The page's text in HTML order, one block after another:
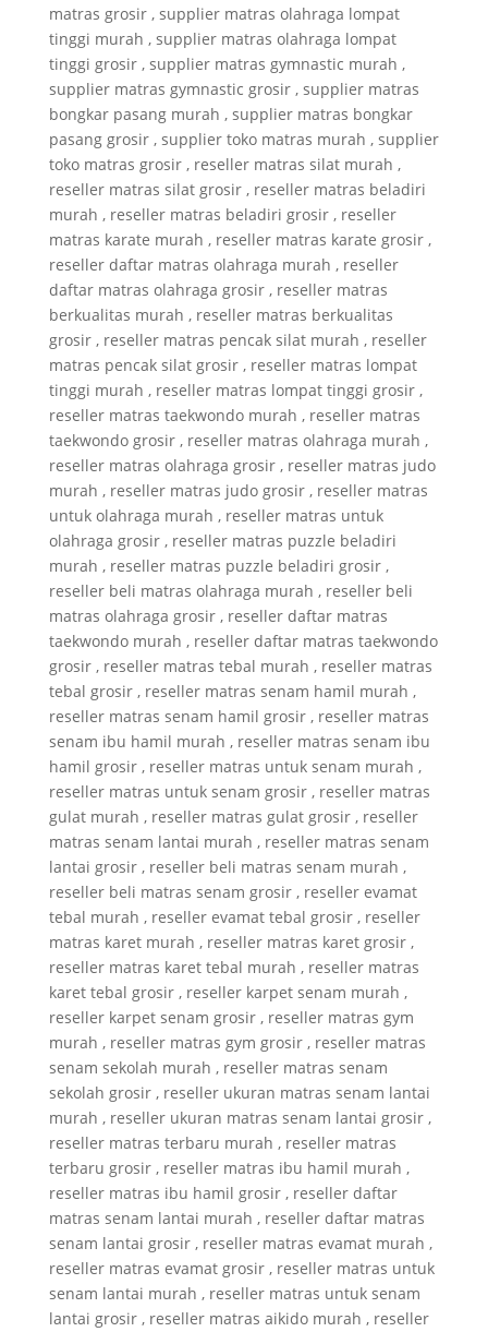
matras grosir , supplier matras olahraga lompat
tinggi murah , supplier matras olahraga lompat
tinggi grosir , supplier matras gymnastic murah ,
supplier matras gymnastic grosir , supplier matras
bongkar pasang murah , supplier matras bongkar
pasang grosir , supplier toko matras murah , supplier
toko matras grosir , reseller matras silat murah ,
reseller matras silat grosir , reseller matras beladiri
murah , reseller matras beladiri grosir , reseller
matras karate murah , reseller matras karate grosir ,
reseller daftar matras olahraga murah , reseller
daftar matras olahraga grosir , reseller matras
berkualitas murah , reseller matras berkualitas
grosir , reseller matras pencak silat murah , reseller
matras pencak silat grosir , reseller matras lompat
tinggi murah , reseller matras lompat tinggi grosir ,
reseller matras taekwondo murah , reseller matras
taekwondo grosir , reseller matras olahraga murah ,
reseller matras olahraga grosir , reseller matras judo
murah , reseller matras judo grosir , reseller matras
untuk olahraga murah , reseller matras untuk
olahraga grosir , reseller matras puzzle beladiri
murah , reseller matras puzzle beladiri grosir ,
reseller beli matras olahraga murah , reseller beli
matras olahraga grosir , reseller daftar matras
taekwondo murah , reseller daftar matras taekwondo
grosir , reseller matras tebal murah , reseller matras
tebal grosir , reseller matras senam hamil murah ,
reseller matras senam hamil grosir , reseller matras
senam ibu hamil murah , reseller matras senam ibu
hamil grosir , reseller matras untuk senam murah ,
reseller matras untuk senam grosir , reseller matras
gulat murah , reseller matras gulat grosir , reseller
matras senam lantai murah , reseller matras senam
lantai grosir , reseller beli matras senam murah ,
reseller beli matras senam grosir , reseller evamat
tebal murah , reseller evamat tebal grosir , reseller
matras karet murah , reseller matras karet grosir ,
reseller matras karet tebal murah , reseller matras
karet tebal grosir , reseller karpet senam murah ,
reseller karpet senam grosir , reseller matras gym
murah , reseller matras gym grosir , reseller matras
senam sekolah murah , reseller matras senam
sekolah grosir , reseller ukuran matras senam lantai
murah , reseller ukuran matras senam lantai grosir ,
reseller matras terbaru murah , reseller matras
terbaru grosir , reseller matras ibu hamil murah ,
reseller matras ibu hamil grosir , reseller daftar
matras senam lantai murah , reseller daftar matras
senam lantai grosir , reseller matras evamat murah ,
reseller matras evamat grosir , reseller matras untuk
senam lantai murah , reseller matras untuk senam
lantai grosir , reseller matras aikido murah , reseller